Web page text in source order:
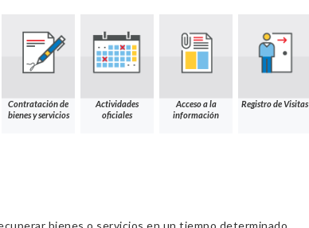
Contratación de
bienes y servicios
Actividades
oficiales
Acceso a la
información
Registro de Visitas
bienes o servicios en un tiempo determinado